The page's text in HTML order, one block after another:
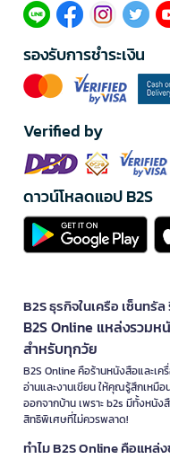
รองรับการชำระเงิน
Verified by
ดาวน์โหลดแอป B2S
B2S ธุรกิจในเครือ เซ็นทรั
B2S Online แหล่งรวมห
สำหรับทุกวัย
B2S Online คือร้านหนังสือและเ
อ่านและงานเขียน ให้คุณรู้สึกเหมื
ออกจากบ้าน เพราะ b2s มีทั้งหนั
สิทธิพิเศษที่ไม่ควรพลาด!
ทำไม B2S Online คือแห